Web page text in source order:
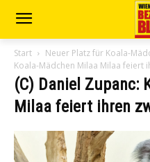
Start Neuer Platz für Koala-
Koala-Mädchen Milaa Milaa feiert
(C) Daniel Zupanc:
Milaa feiert ihren